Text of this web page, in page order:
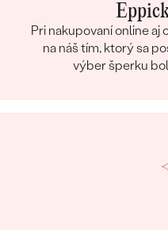
Pri nakupovaní online
na náš tím, ktorý sa
výber šperku